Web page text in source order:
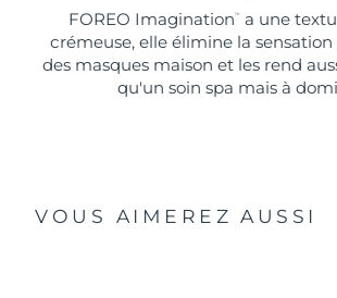
FOREO Imagination ™
a une
crémeuse, elle élimine la
des masques maison et les rend
qu'un soin spa mais à
VOUS AIMEREZ AUSSI